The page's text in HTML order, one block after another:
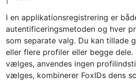
I en applikationsregistrering er
autentificeringsmetoden og hver
som separate valg. Du kan tillade
eller flere profiler eller begge dele.
vælges, anvendes ingen
vælges, kombinerer FoxIDs dens